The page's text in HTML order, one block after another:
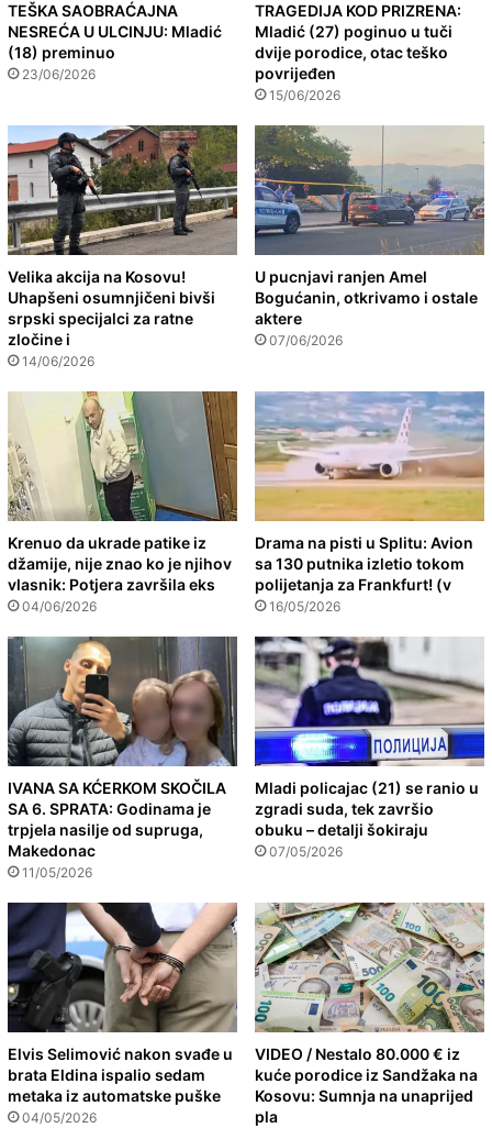
TEŠKA SAOBRAĆAJNA
NESREĆA U ULCINJU: Mladić
(18) preminuo
23/06/2026
TRAGEDIJA KOD PRIZRENA:
Mladić (27) poginuo u tuči
dvije porodice, otac teško
povrijeđen
15/06/2026
Velika akcija na Kosovu!
Uhapšeni osumnjičeni bivši
srpski specijalci za ratne
zločine i
14/06/2026
U pucnjavi ranjen Amel
Bogućanin, otkrivamo i ostale
aktere
07/06/2026
Krenuo da ukrade patike iz
džamije, nije znao ko je njihov
vlasnik: Potjera završila eks
04/06/2026
Drama na pisti u Splitu: Avion
sa 130 putnika izletio tokom
polijetanja za Frankfurt! (v
16/05/2026
IVANA SA KĆERKOM SKOČILA
SA 6. SPRATA: Godinama je
trpjela nasilje od supruga,
Makedonac
11/05/2026
Mladi policajac (21) se ranio u
zgradi suda, tek završio
obuku – detalji šokiraju
07/05/2026
Elvis Selimović nakon svađe u
brata Eldina ispalio sedam
metaka iz automatske puške
04/05/2026
VIDEO / Nestalo 80.000 € iz
kuće porodice iz Sandžaka na
Kosovu: Sumnja na unaprijed
pla